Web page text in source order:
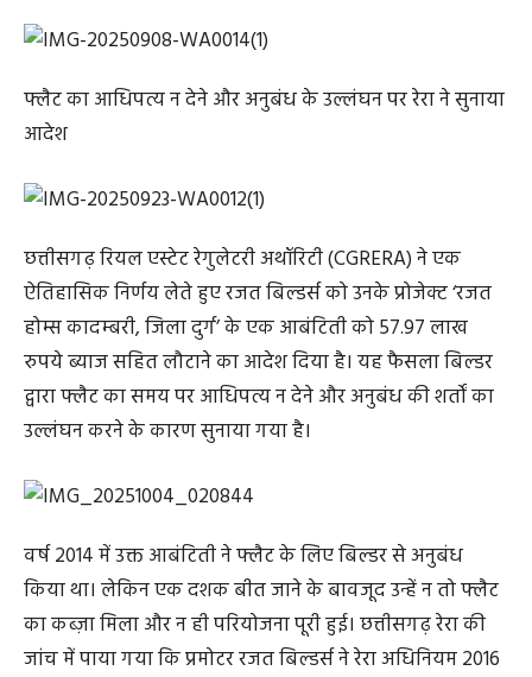
फ्लैट का आधिपत्य न देने और अनुबंध के उल्लंघन पर रेरा ने सुनाया
आदेश
छत्तीसगढ़ रियल एस्टेट रेगुलेटरी अथॉरिटी (CGRERA) ने एक
ऐतिहासिक निर्णय लेते हुए रजत बिल्डर्स को उनके प्रोजेक्ट ‘रजत
होम्स कादम्बरी, जिला दुर्ग’ के एक आबंटिती को 57.97 लाख
रुपये ब्याज सहित लौटाने का आदेश दिया है। यह फैसला बिल्डर
द्वारा फ्लैट का समय पर आधिपत्य न देने और अनुबंध की शर्तों का
उल्लंघन करने के कारण सुनाया गया है।
वर्ष 2014 में उक्त आबंटिती ने फ्लैट के लिए बिल्डर से अनुबंध
किया था। लेकिन एक दशक बीत जाने के बावजूद उन्हें न तो फ्लैट
का कब्ज़ा मिला और न ही परियोजना पूरी हुई। छत्तीसगढ़ रेरा की
जांच में पाया गया कि प्रमोटर रजत बिल्डर्स ने रेरा अधिनियम 2016